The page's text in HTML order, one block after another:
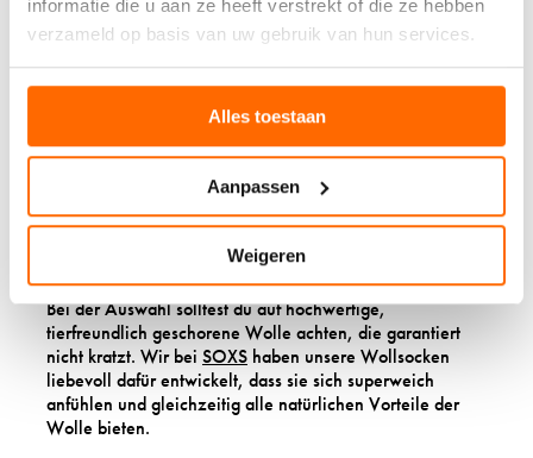
informatie die u aan ze heeft verstrekt of die ze hebben
verzameld op basis van uw gebruik van hun services.
Alles toestaan
Aanpassen
Weigeren
TREUER BEGLEITER
WÄHREND DER
BEHANDLUNG
Wollsocken während der Chemotherapie sind weit mehr
Temperaturregulation, schützen deine empfindliche Haut,
wirken antibakteriell und spenden emotionalen Komfort.
Diese vier Vorteile machen sie zu einem einfachen, aber
wirkungsvollen Hilfsmittel für dein Wohlbefinden.
Bei der Auswahl solltest du auf hochwertige,
tierfreundlich geschorene Wolle achten, die garantiert
nicht kratzt. Wir bei SOXS haben unsere Wollsocken
liebevoll dafür entwickelt, dass sie sich superweich
anfühlen und gleichzeitig alle natürlichen Vorteile der
Wolle bieten.